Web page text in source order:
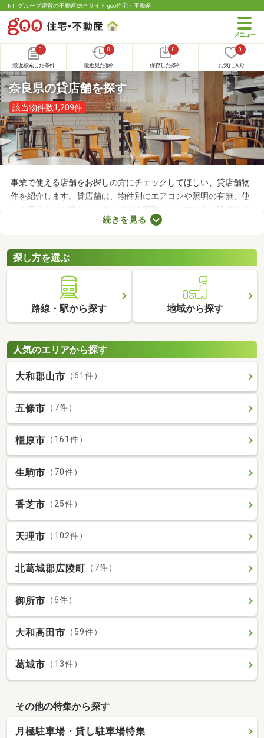
NTTグループ運営の不動産総合サイト goo住宅・不動産
0
最近検索した条件
0
最近見た物件
0
保存した条件
0
お気に入り
奈良県の貸店舗を探す
該当物件数1,209件
事業で使える店舗をお探しの方にチェックしてほしい、貸店舗物
件を紹介します。貸店舗は、物件別にエアコンや照明の有無、使
える用途などが異なります。物件の間取りやすでにある設備を確
認したうえで、内見を申し込むことがおすすめです。店舗の家賃
しょう。
続きを見る
探し方を選ぶ
路線・駅から探す 地域から探す
人気のエリアから探す
大和郡山市 （61件）
五條市 （7件）
橿原市 （161件）
生駒市 （70件）
香芝市 （25件）
天理市 （102件）
北葛城郡広陵町 （7件）
御所市 （6件）
大和高田市 （59件）
葛城市 （13件）
その他の特集から探す
月極駐車場・貸し駐車場特集